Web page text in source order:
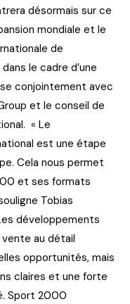
désormais sur ce
mondiale et le
de
le cadre d’une
conjointement avec
et le conseil de
« Le
est une étape
Cela nous permet
et ses formats
Tobias
développements
au détail
opportunités, mais
claires et une forte
Sport 2000